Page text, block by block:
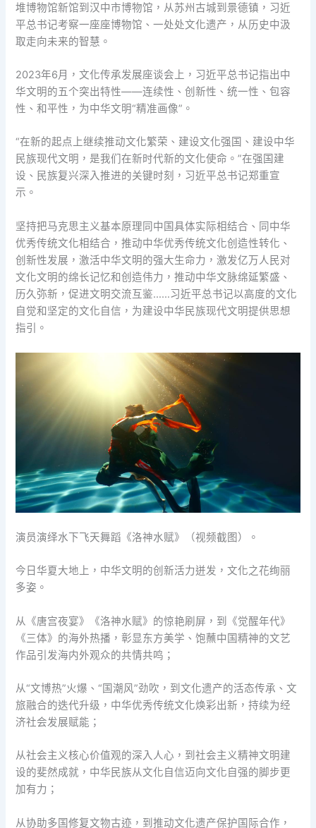
堆博物馆新馆到汉中市博物馆，从苏州古城到景德镇，习近
平总书记考察一座座博物馆、一处处文化遗产，从历史中汲
取走向未来的智慧。
2023年6月，文化传承发展座谈会上，习近平总书记指出中
华文明的五个突出特性——连续性、创新性、统一性、包容
性、和平性，为中华文明“精准画像”。
“在新的起点上继续推动文化繁荣、建设文化强国、建设中华
民族现代文明，是我们在新时代新的文化使命。”在强国建
设、民族复兴深入推进的关键时刻，习近平总书记郑重宣
示。
坚持把马克思主义基本原理同中国具体实际相结合、同中华
优秀传统文化相结合，推动中华优秀传统文化创造性转化、
创新性发展，激活中华文明的强大生命力，激发亿万人民对
文化文明的绵长记忆和创造伟力，推动中华文脉绵延繁盛、
历久弥新，促进文明交流互鉴……习近平总书记以高度的文化
自觉和坚定的文化自信，为建设中华民族现代文明提供思想
指引。
演员演绎水下飞天舞蹈《洛神水赋》（视频截图）。
今日华夏大地上，中华文明的创新活力迸发，文化之花绚丽
多姿。
从《唐宫夜宴》《洛神水赋》的惊艳刷屏，到《觉醒年代》
《三体》的海外热播，彰显东方美学、饱蘸中国精神的文艺
作品引发海内外观众的共情共鸣；
从“文博热”火爆、“国潮风”劲吹，到文化遗产的活态传承、文
旅融合的迭代升级，中华优秀传统文化焕彩出新，持续为经
济社会发展赋能；
从社会主义核心价值观的深入人心，到社会主义精神文明建
设的斐然成就，中华民族从文化自信迈向文化自强的脚步更
加有力；
从协助多国修复文物古迹，到推动文化遗产保护国际合作，